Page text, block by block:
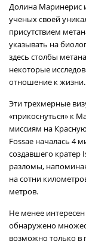
Долина Маринерис
ученых своей
присутствием
указывать на
здесь столбы
некоторые
отношение к жизни.
Эти трехмерные
«прикоснуться» к
миссиям на
Fossae началась 4
создавшего кратер
разломы,
на сотни
метров.
Не менее
обнаружено
возможно только в